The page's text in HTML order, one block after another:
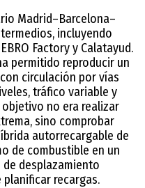
Madrid–Barcelona–
incluyendo
Factory y Calatayud.
permitido reproducir un
circulación por vías
tráfico variable y
no era realizar
sino comprobar
autorrecargable de
de combustible en un
desplazamiento
recargas.